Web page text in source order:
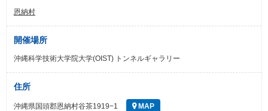
恩納村
開催場所
沖縄科学技術大学院大学(OIST) トンネルギャラリー
住所
沖縄県国頭郡恩納村谷茶1919−1 MAP